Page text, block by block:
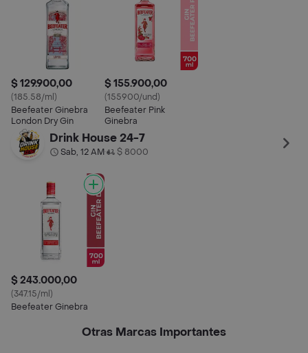
$ 129.900,00
(185.58/ml)
Beefeater Ginebra
London Dry Gin
$ 155.900,00
(155900/und)
Beefeater Pink
Ginebra
Drink House 24-7
Sab, 12 AM• $ 8000
$ 243.000,00
(347.15/ml)
Beefeater Ginebra
Otras Marcas Importantes